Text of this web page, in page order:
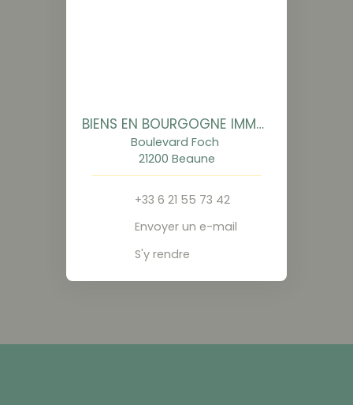
BIENS EN BOURGOGNE IMMOBILIER
Boulevard Foch
21200 Beaune
+33 6 21 55 73 42
Envoyer un e-mail
S'y rendre